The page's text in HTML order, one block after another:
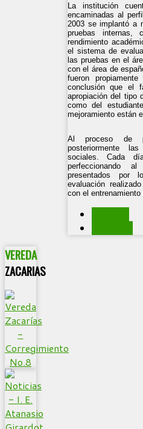
La institución
encaminadas al
2003 se implantó a
pruebas
rendimiento
el sistema de
las pruebas en el
con el área de
fueron
conclusión que el
apropiación del tipo
como del
mejoramiento están
Al proceso de
posteriormente las
sociales. Cada
perfeccionando
presentados por
evaluación
con el
VEREDA
ZACARIAS